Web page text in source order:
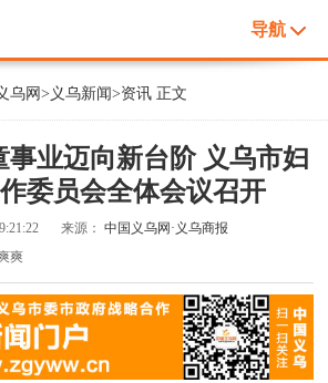
导航
乌网> 义乌新闻>资讯 正文
事业迈向新台阶 义乌市妇
委员会全体会议召开
来源：中国义乌网·义乌商报
爽